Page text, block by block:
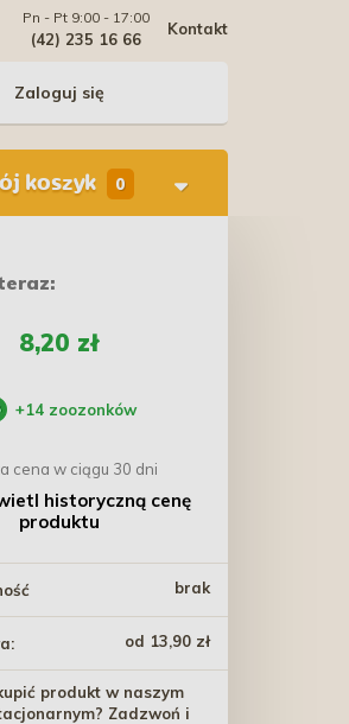
Kontakt
Pn - Pt 9:00 - 17:00
(42) 235 16 66
Zaloguj się
koszyk 0
8,20 zł
+14 zoozonków
cena w ciągu 30 dni
historyczną cenę
produktu
brak
od 13,90 zł
produkt w naszym
Zadzwoń i